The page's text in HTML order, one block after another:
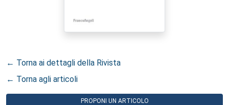
← Torna ai dettagli della Rivista
← Torna agli articoli
PROPONI UN ARTICOLO